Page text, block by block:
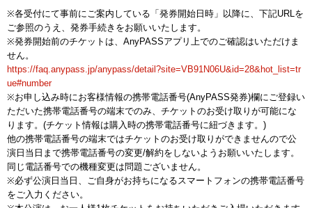
※各受付にて事前にご案内している「発券開始日時」以降に、下記URLを
ご参照のうえ、発券手続きをお願いいたします。
※発券開始前のチケットは、AnyPASSアプリ上でのご確認はいただけま
せん。
https://faq.anypass.jp/anypass/detail?site=VB91N06U&id=28&hot_list=tr
ue#number
※お申し込み時にお客様情報の携帯電話番号(AnyPASS発券)欄にご登録い
ただいた携帯電話番号の端末でのみ、チケットのお受け取りが可能にな
ります。(チケット情報は購入時の携帯電話番号に紐づきます。)
他の携帯電話番号の端末ではチケットのお受け取りができませんので公
演日当日まで携帯電話番号の変更/解約をしないようお願いいたします。
同じ電話番号での機種変更は問題ございません。
※必ず公演日当日、ご自身がお持ちになるスマートフォンの携帯電話番号
をご入力ください。